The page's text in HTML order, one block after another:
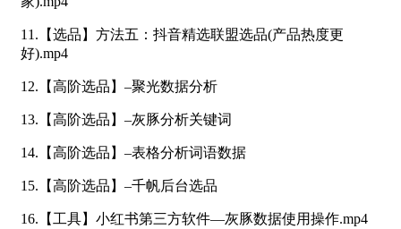
11.【选品】方法五：抖音精选联盟选品(产品热度更
好).mp4
12.【高阶选品】–聚光数据分析
13.【高阶选品】–灰豚分析关键词
14.【高阶选品】–表格分析词语数据
15.【高阶选品】–千帆后台选品
16.【工具】小红书第三方软件—灰豚数据使用操作.mp4